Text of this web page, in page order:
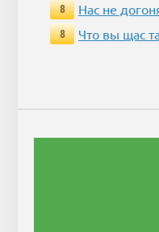
8
Нас не
8
Что вы щас